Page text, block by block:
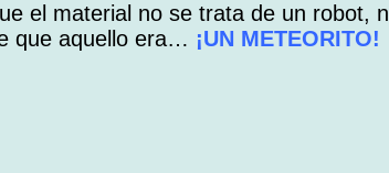
el material no se trata de un
que aquello era… ¡UN METEORITO!